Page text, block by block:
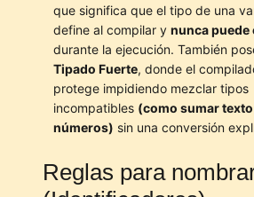
que significa que el tipo de una
define al compilar y nunca puede
durante la ejecución. También
Tipado Fuerte, donde el
protege impidiendo mezclar tipos
incompatibles (como sumar
números) sin una conversión
Reglas para